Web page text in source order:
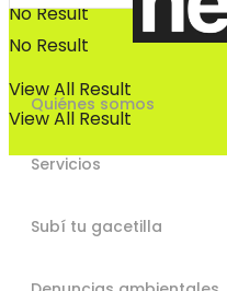
No Result
View All Result
No Result
View All Result
Quiénes somos
Servicios
Subí tu gacetilla